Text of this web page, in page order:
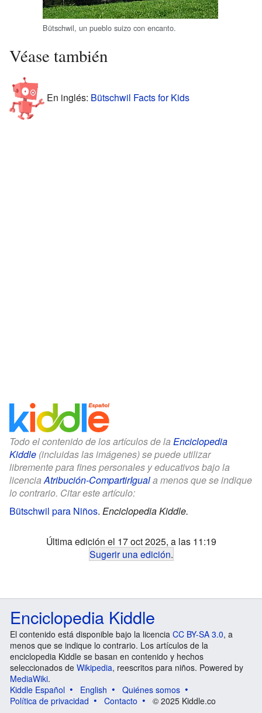
Bütschwil, un pueblo suizo con encanto.
Véase también
En inglés: Bütschwil Facts for Kids
Todo el contenido de los artículos de la Enciclopedia
Kiddle (incluidas las imágenes) se puede utilizar
libremente para fines personales y educativos bajo la
licenciaAtribución-CompartirIguala menos que se indique
lo contrario. Citar este artículo:
Bütschwil para Niños. Enciclopedia Kiddle.
Última edición el 17 oct 2025, a las 11:19
Sugerir una edición.
Enciclopedia Kiddle
El contenido está disponible bajo la licencia CC BY-SA 3.0, a
menos que se indique lo contrario. Los artículos de la
enciclopedia Kiddle se basan en contenido y hechos
seleccionados de Wikipedia, reescritos para niños. Powered by
MediaWiki.
Kiddle Español
English
Quiénes somos
Política de privacidad
Contacto © 2025 Kiddle.co